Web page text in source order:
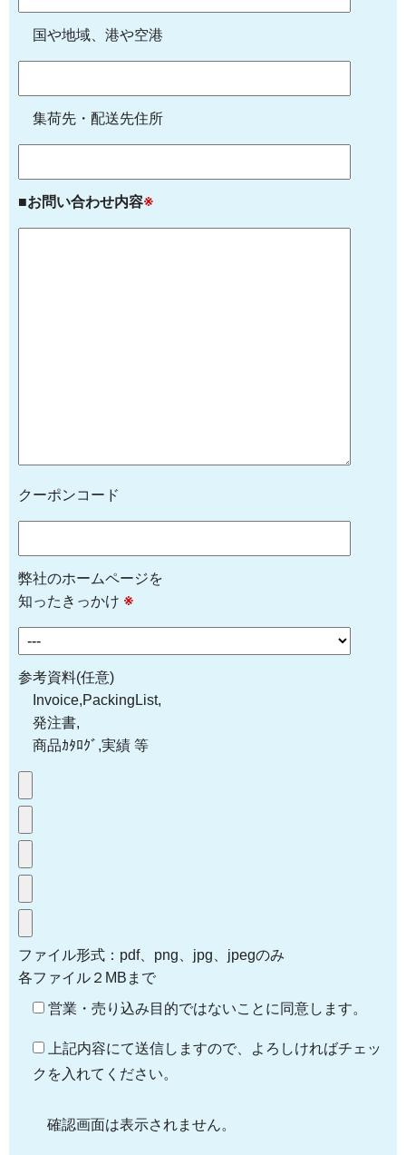
国や地域、港や空港
集荷先・配送先住所
■お問い合わせ内容※
クーポンコード
弊社のホームページを
知ったきっかけ ※
参考資料(任意)
Invoice,PackingList,
発注書,
商品ｶﾀﾛｸﾞ,実績 等
ファイル形式：pdf、png、jpg、jpegのみ
各ファイル２MBまで
営業・売り込み目的ではないことに同意します。
上記内容にて送信しますので、よろしければチェッ
クを入れてください。
確認画面は表示されません。